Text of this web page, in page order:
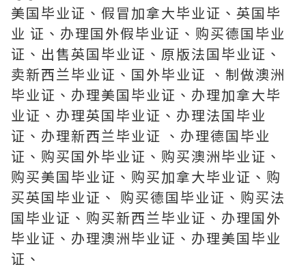
美国毕业证、假冒加拿大毕业证、英国毕
业 证、办理国外假毕业证、购买德国毕业
证、出售英国毕业证、原版法国毕业证、
卖新西兰毕业证、国外毕业证 、制做澳洲
毕业证、办理美国毕业证、办理加拿大毕
业证、办理英国毕业证、办理法国毕业
证、办理新西兰毕业证 、办理德国毕业
证、购买国外毕业证、购买澳洲毕业证、
购买美国毕业证、购买加拿大毕业证、购
买英国毕业证、 购买德国毕业证、购买法
国毕业证、购买新西兰毕业证、办理国外
毕业证、办理澳洲毕业证、办理美国毕业
证、